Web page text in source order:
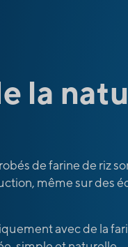
la
de farine de riz
même sur des
avec de la